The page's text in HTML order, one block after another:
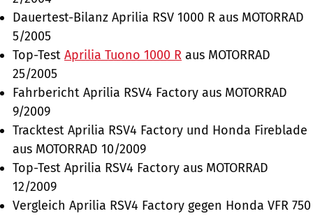
Dauertest-Bilanz Aprilia RSV 1000 R aus MOTORRAD
5/2005
Top-Test Aprilia Tuono 1000 R aus MOTORRAD
25/2005
Fahrbericht Aprilia RSV4 Factory aus MOTORRAD
9/2009
Tracktest Aprilia RSV4 Factory und Honda Fireblade
aus MOTORRAD 10/2009
Top-Test Aprilia RSV4 Factory aus MOTORRAD
12/2009
Vergleich Aprilia RSV4 Factory gegen Honda VFR 750